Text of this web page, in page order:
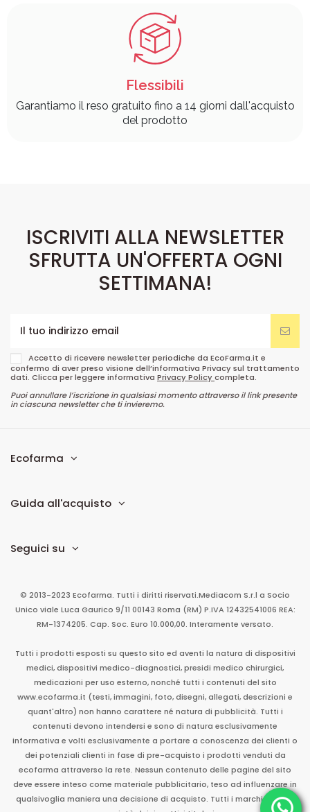
Flessibili
Garantiamo il reso gratuito fino a 14 giorni dall'acquisto
del prodotto
ISCRIVITI ALLA NEWSLETTER
SFRUTTA UN'OFFERTA OGNI
SETTIMANA!
Accetto di ricevere newsletter periodiche da EcoFarma.it e
confermo di aver preso visione dell’informativa Privacy sul trattamento
dati. Clicca per leggere informativa Privacy Policycompleta.
Puoi annullare l’iscrizione in qualsiasi momento attraverso il link presente
in ciascuna newsletter che ti invieremo.
Ecofarma
Guida all'acquisto
Seguici su
© 2013-2023 Ecofarma. Tutti i diritti riservati.Mediacom S.r.l a Socio
Unico viale Luca Gaurico 9/11 00143 Roma (RM) P.IVA 12432541006 REA:
RM-1374205. Cap. Soc. Euro 10.000,00. Interamente versato.
Tutti i prodotti esposti su questo sito ed aventi la natura di dispositivi
medici, dispositivi medico-diagnostici, presidi medico chirurgici,
medicazioni per uso esterno, nonché tutti i contenuti del sito
www.ecofarma.it (testi, immagini, foto, disegni, allegati, descrizioni e
quant'altro) non hanno carattere né natura di pubblicità. Tutti i
contenuti devono intendersi e sono di natura esclusivamente
informativa e volti esclusivamente a portare a conoscenza dei clienti o
dei potenziali clienti in fase di pre-acquisto i prodotti venduti da
ecofarma attraverso la rete. Nessun contenuto delle pagine del sito
deve essere inteso come materiale pubblicitario, teso ad influenzare in
qualsivoglia maniera una decisione di acquisto. Tutti i marchi sono di